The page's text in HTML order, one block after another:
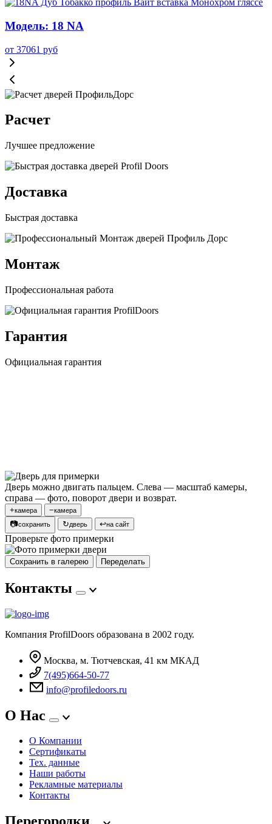
Модель: 18 NA
от 37061 руб
Расчет
Лучшее предложение
Доставка
Быстрая доставка
Монтаж
Профессиональная работа
Гарантия
Официальная гарантия
Дверь можно двигать пальцем. Слева — масштаб камеры,
справа — фото, поворот двери и возврат.
+камера −камера
📷сохранить ↻дверь ↩на сайт
Проверьте фото примерки
Сохранить в галерею Переделать
Контакты
Компания ProfilDoors образована в 2002 году.
Москва, м. Тютчевская, 41 км МКАД
7(495)664-50-77
info@profiledoors.ru
О Нас
О Компании
Сертификаты
Тех. данные
Наши работы
Рекламные материалы
Контакты